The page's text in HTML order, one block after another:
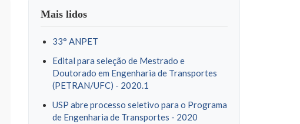
Mais lidos
33° ANPET
Edital para seleção de Mestrado e
Doutorado em Engenharia de Transportes
(PETRAN/UFC) - 2020.1
USP abre processo seletivo para o Programa
de Engenharia de Transportes - 2020